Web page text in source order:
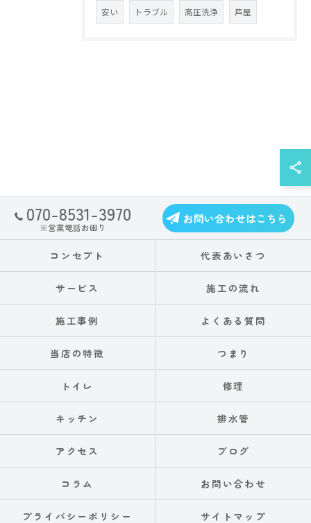
安い トラブル 高圧洗浄 芦屋
070-8531-3970
※営業電話お困り
お問い合わせはこちら
コンセプト 代表あいさつ
サービス 施工の流れ
施工事例 よくある質問
当店の特徴 つまり
トイレ 修理
キッチン 排水管
アクセス ブログ
コラム お問い合わせ
プライバシーポリシー サイトマップ